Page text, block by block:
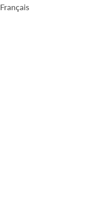
Français